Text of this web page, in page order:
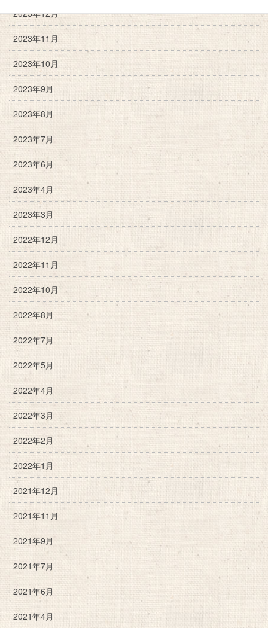
2023年12月
2023年11月
2023年10月
2023年9月
2023年8月
2023年7月
2023年6月
2023年4月
2023年3月
2022年12月
2022年11月
2022年10月
2022年8月
2022年7月
2022年5月
2022年4月
2022年3月
2022年2月
2022年1月
2021年12月
2021年11月
2021年9月
2021年7月
2021年6月
2021年4月